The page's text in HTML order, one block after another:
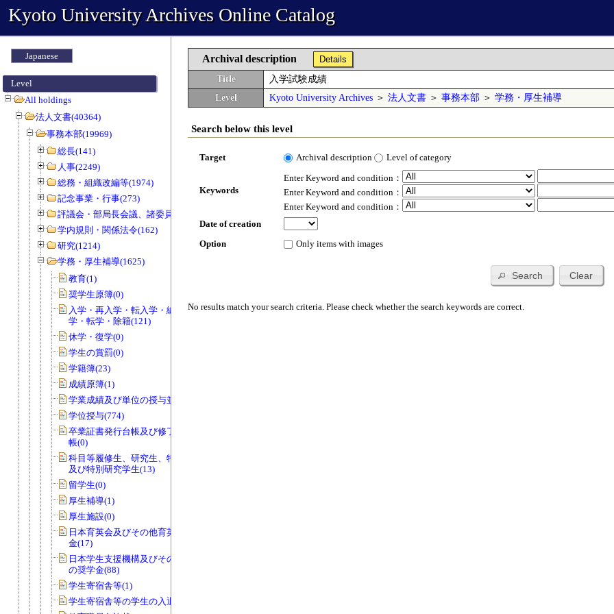
Kyoto University Archives Online Catalog
Japanese
Level
All holdings
法人文書(40364)
事務本部(19969)
総長(141)
人事(2249)
総務・組織改編等(1974)
記念事業・行事(273)
評議会・部局長会議、諸委員会等(1466)
学内規則・関係法令(162)
研究(1214)
学務・厚生補導(1625)
教育(1)
奨学生原簿(0)
入学・再入学・転入学・編入学・退
学・転学・除籍(121)
休学・復学(0)
学生の賞罰(0)
学籍簿(23)
成績原簿(1)
学業成績及び単位の授与並びに認定(7)
学位授与(774)
卒業証書発行台帳及び修了証書発行台
帳(0)
科目等履修生、研究生、特別聴講学生
及び特別研究学生(13)
留学生(0)
厚生補導(1)
厚生施設(0)
日本育英会及びその他育英団体の奨学
金(17)
日本学生支援機構及びその他育英団体
の奨学金(88)
学生寄宿舎等(1)
学生寄宿舎等の学生の入退寮(0)
Archival description
Details
Title
入学試験成績
Level
Kyoto University Archives ＞ 法人文書 ＞ 事務本部 ＞ 学務・厚生補導
Search below this level
Target Archival description Level of category
Keywords
Enter Keyword and condition：
Enter Keyword and condition：
Enter Keyword and condition：
Date of creation
Option
Only items with images
Search Clear
No results match your search criteria. Please check whether the search keywords are correct.